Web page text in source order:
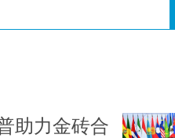
助力金砖合